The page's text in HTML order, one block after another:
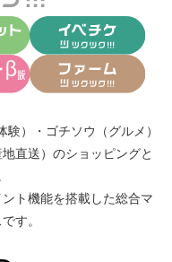
験） ・ ゴチソウ（グルメ）
直送） のショッピングと
ト機能を搭載した総合マ
す。